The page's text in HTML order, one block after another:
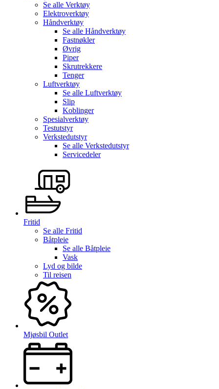
Se alle Verktøy
Elektroverktøy
Håndverktøy
Se alle Håndverktøy
Fastnøkler
Øvrig
Piper
Skrutrekkere
Tenger
Luftverktøy
Se alle Luftverktøy
Slip
Koblinger
Spesialverktøy
Testutstyr
Verkstedutstyr
Se alle Verkstedutstyr
Servicedeler
Fritid
Se alle Fritid
Båtpleie
Se alle Båtpleie
Vask
Lyd og bilde
Til reisen
Mjøsbil Outlet